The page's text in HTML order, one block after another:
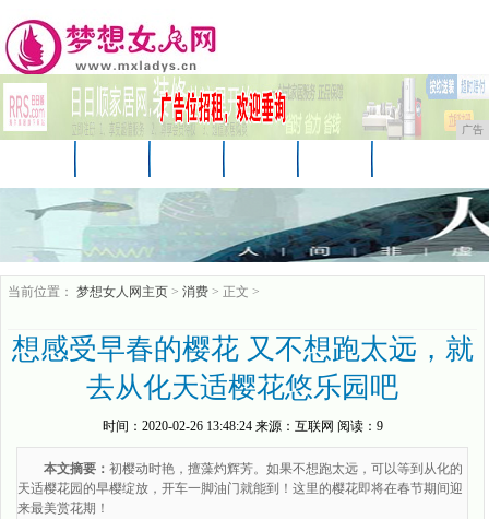
广告
时尚 企业
当前位置： 梦想女人网主页 > 消费 > 正文 >
想感受早春的樱花 又不想跑太远，就
去从化天适樱花悠乐园吧
时间： 2020-02-26 13:48:24来源： 互联网 阅读：9
本文摘要： 初樱动时艳，擅藻灼辉芳。如果不想跑太远，可以等到从化的
天适樱花园的早樱绽放，开车一脚油门就能到！这里的樱花即将在春节期间迎
来最美赏花期！